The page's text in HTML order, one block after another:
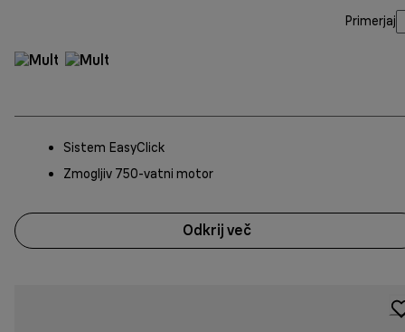
Primerjaj
Sistem EasyClick
Zmogljiv 750-vatni motor
Odkrij več